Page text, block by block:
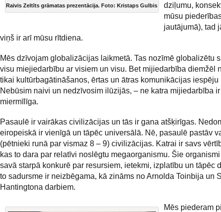
Raivis Zeltīts grāmatas prezentācija. Foto: Kristaps Gulbis
dziļumu,
mūsu
jautājumā), tad
viņš ir arī mūsu rītdiena.
Mēs dzīvojam globalizācijas laikmetā. Tas nozīmē globalizētu
visu miejiedarbību ar visiem un visu. Bet mijiedarbība diemžēl
tikai kultūrbagātināšanos, ērtas un ātras komunikācijas iespēju
Nebūsim naivi un nedzīvosim ilūzijās, – ne katra mijiedarbība ir
miermīlīga.
Pasaulē ir vairākas civilizācijas un tās ir gana atšķirīgas.
eiropeiskā ir vienīgā un tāpēc universālā. Nē, pasaulē pastāv
(pētnieki runā par vismaz 8 – 9) civilizācijas. Katrai ir savs
kas to dara par relatīvi noslēgtu megaorganismu. Šie
savā starpā konkurē par resursiem, ietekmi, izplatību un tāpēc
to sadursme ir neizbēgama, kā zināms no Arnolda Toinbija un
Hantingtona darbiem.
Mēs piederam